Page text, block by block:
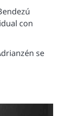
con
se